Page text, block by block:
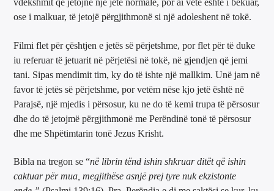
vdekshmit që jetojnë një jetë normale, por ai vetë është i bekuar,
ose i malkuar, të jetojë përgjithmonë si një adoleshent në tokë.
Filmi flet për çështjen e jetës së përjetshme, por flet për të duke
iu referuar të jetuarit në përjetësi në tokë, në gjendjen që jemi
tani. Sipas mendimit tim, ky do të ishte një mallkim. Unë jam në
favor të jetës së përjetshme, por vetëm nëse kjo jetë është në
Parajsë, një mjedis i përsosur, ku ne do të kemi trupa të përsosur
dhe do të jetojmë përgjithmonë me Perëndinë tonë të përsosur
dhe me Shpëtimtarin tonë Jezus Krisht.
Bibla na tregon se “në librin tënd ishin shkruar ditët që ishin
caktuar për mua, megjithëse asnjë prej tyre nuk ekzistonte